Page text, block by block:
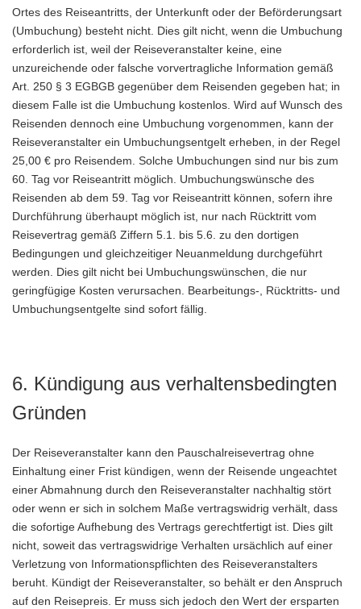
Ortes des Reiseantritts, der Unterkunft oder der Beförderungsart
(Umbuchung) besteht nicht. Dies gilt nicht, wenn die Umbuchung
erforderlich ist, weil der Reiseveranstalter keine, eine
unzureichende oder falsche vorvertragliche Information gemäß
Art. 250 § 3 EGBGB gegenüber dem Reisenden gegeben hat; in
diesem Falle ist die Umbuchung kostenlos. Wird auf Wunsch des
Reisenden dennoch eine Umbuchung vorgenommen, kann der
Reiseveranstalter ein Umbuchungsentgelt erheben, in der Regel
25,00 € pro Reisendem. Solche Umbuchungen sind nur bis zum
60. Tag vor Reiseantritt möglich. Umbuchungswünsche des
Reisenden ab dem 59. Tag vor Reiseantritt können, sofern ihre
Durchführung überhaupt möglich ist, nur nach Rücktritt vom
Reisevertrag gemäß Ziffern 5.1. bis 5.6. zu den dortigen
Bedingungen und gleichzeitiger Neuanmeldung durchgeführt
werden. Dies gilt nicht bei Umbuchungswünschen, die nur
geringfügige Kosten verursachen. Bearbeitungs-, Rücktritts- und
Umbuchungsentgelte sind sofort fällig.
6. Kündigung aus verhaltensbedingten
Gründen
Der Reiseveranstalter kann den Pauschalreisevertrag ohne
Einhaltung einer Frist kündigen, wenn der Reisende ungeachtet
einer Abmahnung durch den Reiseveranstalter nachhaltig stört
oder wenn er sich in solchem Maße vertragswidrig verhält, dass
die sofortige Aufhebung des Vertrags gerechtfertigt ist. Dies gilt
nicht, soweit das vertragswidrige Verhalten ursächlich auf einer
Verletzung von Informationspflichten des Reiseveranstalters
beruht. Kündigt der Reiseveranstalter, so behält er den Anspruch
auf den Reisepreis. Er muss sich jedoch den Wert der ersparten